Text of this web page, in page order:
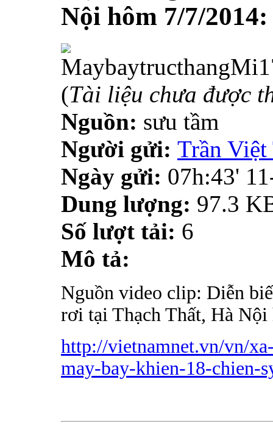
Nội hôm 7/7/
(Tài liệu chưa được
Nguồn: sưu tầm
Người gửi: Trần Việt
Ngày gửi: 07h:43'
Dung lượng: 97.3
Số lượt tải: 6
Mô tả:
Nguồn video clip: Diễn
rơi tại Thạch Thất, Hà
http://vietnamnet.vn/vn/
may-bay-khien-18-chien-